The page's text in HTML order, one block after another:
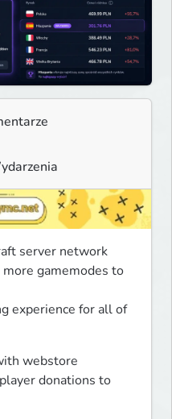
server network
gamemodes to
experience for all of
webstore
donations to